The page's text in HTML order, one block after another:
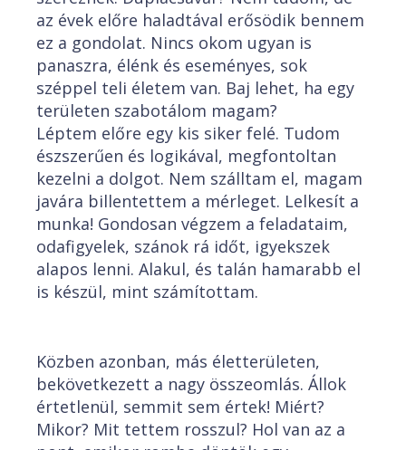
az évek előre haladtával erősödik bennem
ez a gondolat. Nincs okom ugyan is
panaszra, élénk és eseményes, sok
széppel teli életem van. Baj lehet, ha egy
területen szabotálom magam?
Léptem előre egy kis siker felé. Tudom
észszerűen és logikával, megfontoltan
kezelni a dolgot. Nem szálltam el, magam
javára billentettem a mérleget. Lelkesít a
munka! Gondosan végzem a feladataim,
odafigyelek, szánok rá időt, igyekszek
alapos lenni. Alakul, és talán hamarabb el
is készül, mint számítottam.
Közben azonban, más életterületen,
bekövetkezett a nagy összeomlás. Állok
értetlenül, semmit sem értek! Miért?
Mikor? Mit tettem rosszul? Hol van az a